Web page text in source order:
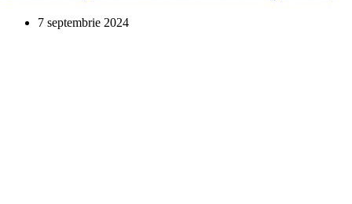
7 septembrie 2024